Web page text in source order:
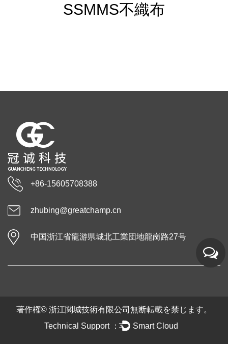
SSMMS不織布
+86-15605708388
zhubing@greatchamp.cn
中国浙江省龍游県城北工業団地龍崗路27号
著作権© 浙江関城技術有限公司 無断転載を禁じます。
Technical Support ： Smart Cloud